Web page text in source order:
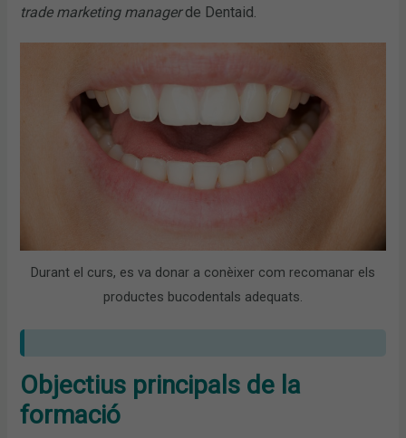
trade marketing managerde Dentaid.
Durant el curs, es va donar a conèixer com recomanar els
productes bucodentals adequats.
Objectius principals de la
formació